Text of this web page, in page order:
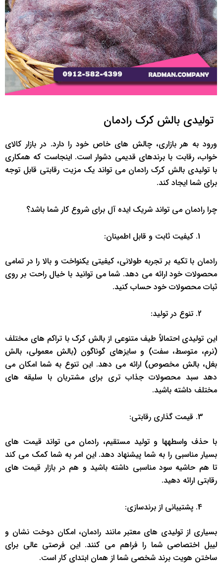
تولیدی بالش کرک رادمان
ورود به هر بازاری، چالش های خاص خود را دارد. در بازار کالای
خواب، رقابت با برندهای قدیمی دشوار است. اینجاست که همکاری
با تولیدی بالش کرک رادمان می تواند یک مزیت رقابتی قابل توجه
برای شما ایجاد کند.
چرا رادمان می تواند شریک ایده آل برای شروع کار شما باشد؟
کیفیت ثابت و قابل اطمینان:
رادمان با تکیه بر تجربه طولانی، کیفیتی یکنواخت و بالا را در تمامی
محصولات خود ارائه می دهد. شما می توانید با خیال راحت بر روی
ثبات محصولات خود حساب کنید.
تنوع در تولید:
این تولیدی احتمالاً طیف متنوعی از بالش کرک با تراکم های مختلف
(نرم، متوسط، سفت) و سایزهای گوناگون (بالش معمولی، بالش
بغل، بالش مخصوص) ارائه می دهد. این تنوع به شما امکان می
دهد سبد محصولات جذاب تری برای مشتریان با سلیقه های
مختلف داشته باشید.
قیمت گذاری رقابتی:
با حذف واسطه‎ها و تولید مستقیم، رادمان می تواند قیمت های
بسیار مناسبی را به شما پیشنهاد دهد. این امر به شما کمک می کند
تا هم حاشیه سود مناسبی داشته باشید و هم در بازار قیمت های
رقابتی ارائه دهید.
پشتیبانی از برندسازی:
بسیاری از تولیدی های معتبر مانند رادمان، امکان دوخت نشان و
لیبل اختصاصی شما را فراهم می کنند. این فرصتی عالی برای
ساختن هویت برند شخصی شما از همان ابتدای کار است.